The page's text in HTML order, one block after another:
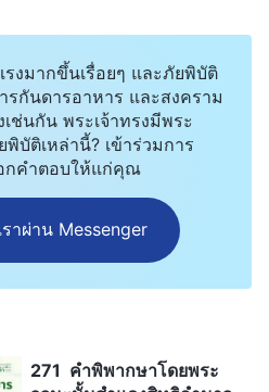
งมากขึ้นเรื่อยๆ และภัยพิบัติ
รกันดารอาหาร และสงคราม
ช่นกัน พระเจ้าทรงมีพระ
พิบัติเหล่านี้? เข้าร่วมการ
กคำตอบให้แก่คุณ
าผ่าน Messenger
271 คำพิพากษาโดยพระ